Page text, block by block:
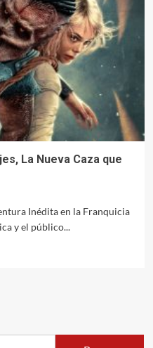
La Nueva Caza que
Inédita en la Franquicia
y el público...